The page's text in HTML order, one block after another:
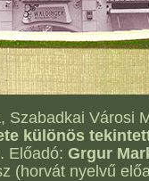
Szabadkai Városi
különös
. Előadó: Grgur
(horvát nyelvű